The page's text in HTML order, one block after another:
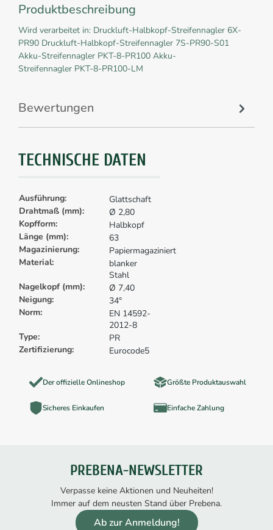
Produktbeschreibung
Wird verarbeitet in: Druckluft-Halbkopf-Streifennagler 6X-
PR90 Druckluft-Halbkopf-Streifennagler 7S-PR90-S01
Akku-Streifennagler PKT-8-PR100 Akku-
Streifennagler PKT-8-PR100-LM
Bewertungen
TECHNISCHE DATEN
Ausführung:
Glattschaft
Drahtmaß (mm):
Ø 2,80
Kopfform:
Halbkopf
Länge (mm):
63
Magazinierung:
Papiermagaziniert
Material:
blanker
Stahl
Nagelkopf (mm):
Ø 7,40
Neigung:
34°
Norm:
EN 14592-
2012-8
Type:
PR
Zertifizierung:
Eurocode5
Der offizielle Onlineshop Größte Produktauswahl
Sicheres Einkaufen Einfache Zahlung
PREBENA-NEWSLETTER
Verpasse keine Aktionen und Neuheiten!
Immer auf dem neusten Stand über Prebena.
Ab zur Anmeldung!